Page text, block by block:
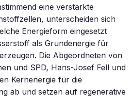
eine verstärkte
unterscheiden sich
Energieform eingesetzt
als Grundenergie für
Die Abgeordneten von
und SPD, Hans-Josef Fell und
Kernenergie für die
ab und setzen auf regenerative